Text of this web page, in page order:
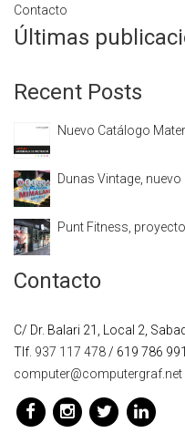
Contacto
Últimas
Recent Posts
Nuevo Catálogo
Dunas Vintage, nuevo
Punt Fitness,
Contacto
C/ Dr. Balari 21, Local 2,
Tlf. 937 117 478 / 619 786 991
computer@computergraf.net